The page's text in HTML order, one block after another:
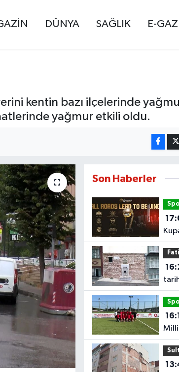
DÜNYA SAĞLIK E-
kentin bazı ilçelerinde
yağmur etkili oldu.
Son Haberler
oldu
Milli